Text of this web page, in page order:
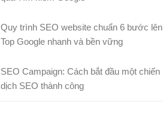
Quy trình SEO website chuẩn 6 bước lên
Top Google nhanh và bền vững
SEO Campaign: Cách bắt đầu một chiến
dịch SEO thành công